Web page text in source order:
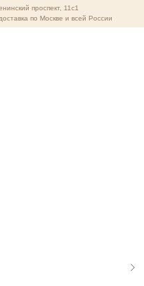
проспект, 11с1
по Москве и всей России